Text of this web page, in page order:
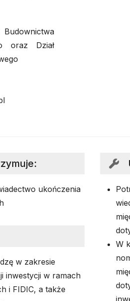
Budownictwa
oraz Dział
:
ukończenia
w zakresie
inwestycji w ramach
i FIDIC, a także
W